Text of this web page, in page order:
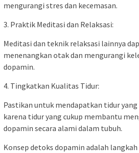
mengurangi stres dan kecemasan.
3. Praktik Meditasi dan Relaksasi:
Meditasi dan teknik relaksasi lainnya
menenangkan otak dan mengurangi
dopamin.
4. Tingkatkan Kualitas Tidur:
Pastikan untuk mendapatkan tidur
karena tidur yang cukup membantu
dopamin secara alami dalam tubuh.
Konsep detoks dopamin adalah